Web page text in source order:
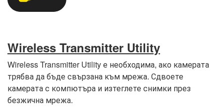
Wireless Transmitter Utility
Wireless Transmitter Utility е необходима, ако камерата
трябва да бъде свързана към мрежа. Сдвоете
камерата с компютъра и изтеглете снимки през
безжична мрежа.